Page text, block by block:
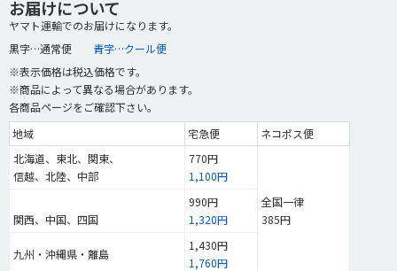
お届けについて
ヤマト運輸でのお届けになります。
黒字…通常便
青字…クール便
※表示価格は税込価格です。
※商品によって異なる場合があります。
各商品ページをご確認下さい。
地域
宅急便
ネコポス便
北海道、東北、関東、
信越、北陸、中部
770円
1,100円
全国一律
385円
関西、中国、四国
990円
1,320円
九州・沖縄県・離島
1,430円
1,760円